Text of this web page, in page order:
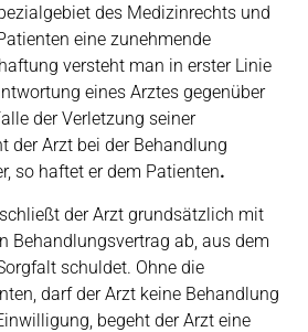
des Medizinrechts und
eine zunehmende
versteht man in erster Linie
eines Arztes gegenüber
der Verletzung seiner
der Arzt bei der Behandlung
so haftet er dem Patienten.
der Arzt grundsätzlich mit
Behandlungsvertrag ab, aus dem
schuldet. Ohne die
darf der Arzt keine Behandlung
begeht der Arzt eine